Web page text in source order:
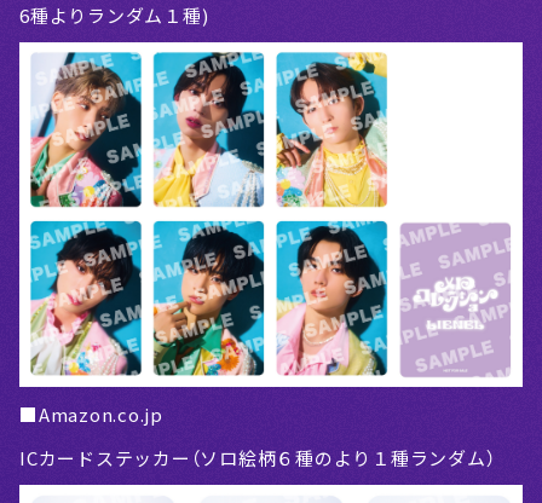
6種よりランダム１種)
■Amazon.co.jp
ICカードステッカー（ソロ絵柄６種のより１種ランダム）